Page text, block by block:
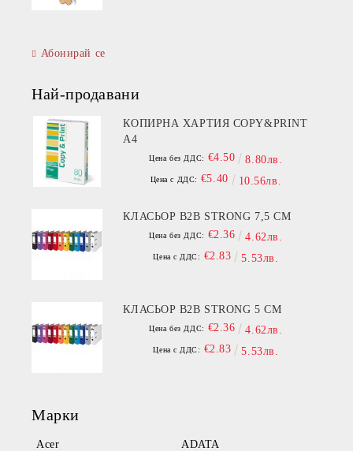
Абонирай се
Най-продавани
КОПИРНА ХАРТИЯ COPY&PRINT
A4
Цена без ДДС: €4.50 8.80лв.
Цена с ДДС: €5.40 10.56лв.
КЛАСЬОР B2B STRONG 7,5 СМ
Цена без ДДС: €2.36 4.62лв.
Цена с ДДС: €2.83 5.53лв.
КЛАСЬОР B2B STRONG 5 СМ
Цена без ДДС: €2.36 4.62лв.
Цена с ДДС: €2.83 5.53лв.
Марки
Acer ADATA